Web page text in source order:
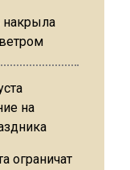
накрыла
ограничат